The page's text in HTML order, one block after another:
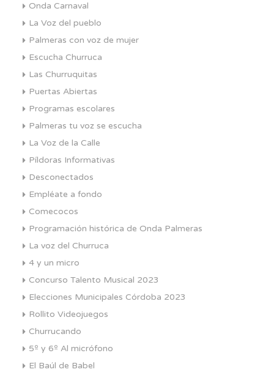
Onda Carnaval
La Voz del pueblo
Palmeras con voz de mujer
Escucha Churruca
Las Churruquitas
Puertas Abiertas
Programas escolares
Palmeras tu voz se escucha
La Voz de la Calle
Píldoras Informativas
Desconectados
Empléate a fondo
Comecocos
Programación histórica de Onda Palmeras
La voz del Churruca
4 y un micro
Concurso Talento Musical 2023
Elecciones Municipales Córdoba 2023
Rollito Videojuegos
Churrucando
5º y 6º Al micrófono
El Baúl de Babel